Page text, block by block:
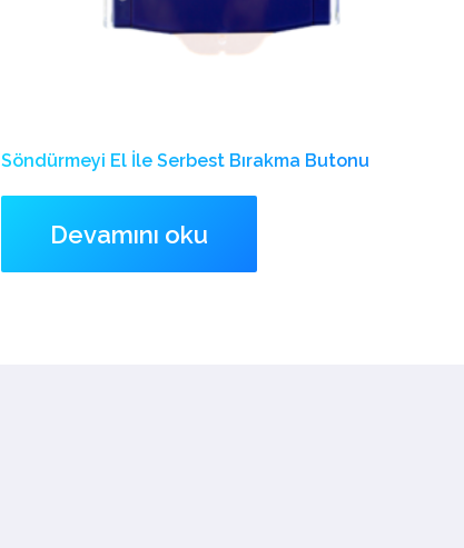
Söndürmeyi El İle Serbest Bırakma Butonu
Devamını oku